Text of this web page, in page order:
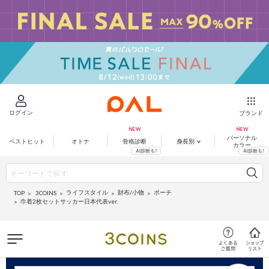
ログイン ブランド
ベストヒット オトナ 骨格診断 身長別
パーソナル
カラー
TOP 3COINS ライフスタイル 財布/小物
ポーチ
巾着2枚セットサッカー日本代表ver.